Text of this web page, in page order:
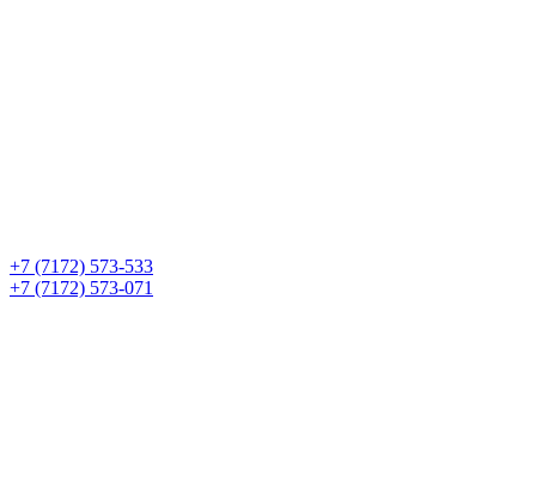
+7 (7172) 573-533
+7 (7172) 573-071